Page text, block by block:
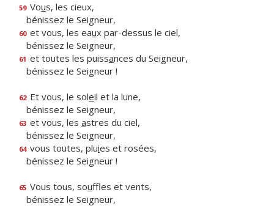
59 Vous, les cieux,
bénissez le Seigneur,
60 et vous, les eaux par-dessus le ciel,
bénissez le Seigneur,
61 et toutes les puissances du Seigneur,
bénissez le Seigneur !
62 Et vous, le soleil et la lune,
bénissez le Seigneur,
63 et vous, les astres du ciel,
bénissez le Seigneur,
64 vous toutes, pluies et rosées,
bénissez le Seigneur !
65 Vous tous, souffles et vents,
bénissez le Seigneur,